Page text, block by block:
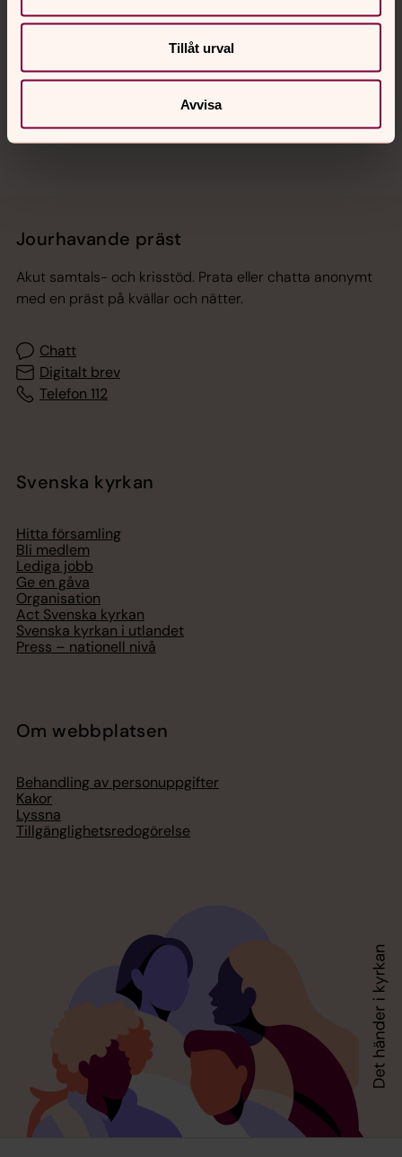
Tillåt urval
Avvisa
Hitta snabbt
Jourhavande präst
Akut samtals- och krisstöd. Prata eller chatta anonymt
med en präst på kvällar och nätter.
Chatt
Digitalt brev
Telefon 112
Svenska kyrkan
Hitta församling
Bli medlem
Lediga jobb
Ge en gåva
Organisation
Act Svenska kyrkan
Svenska kyrkan i utlandet
Press – nationell nivå
Om webbplatsen
Behandling av personuppgifter
Kakor
Lyssna
Tillgänglighetsredogörelse